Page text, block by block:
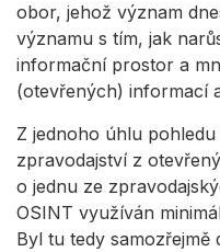
obor, jehož význam
významu s tím, jak
informační prostor a
(otevřených) informací
Z jednoho úhlu
zpravodajství z
o jednu ze
OSINT využíván
Byl tu tedy samozřejmě